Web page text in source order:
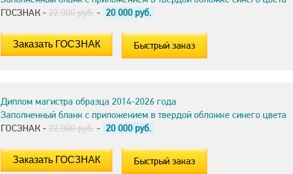
ГОСЗНАК - 22.000 руб. - 20 000 руб.
Быстрый заказ
Диплом магистра образца 2014-2026 года
Заполненный бланк с приложением в твердой обложке синего цвета
ГОСЗНАК - 22.000 руб. - 20 000 руб.
Быстрый заказ